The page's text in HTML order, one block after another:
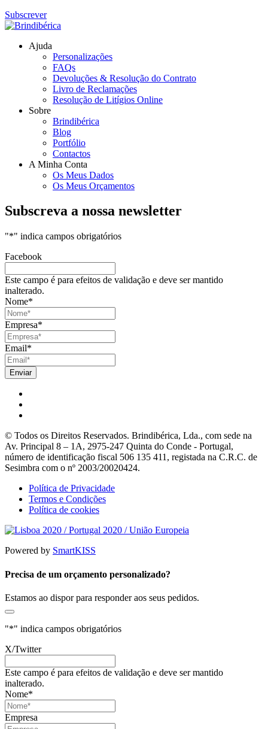
Subscrever
Ajuda
Personalizações
FAQs
Devoluções & Resolução do Contrato
Livro de Reclamações
Resolução de Litígios Online
Sobre
Brindibérica
Blog
Portfólio
Contactos
A Minha Conta
Os Meus Dados
Os Meus Orçamentos
Subscreva a nossa newsletter
"*" indica campos obrigatórios
Facebook
Este campo é para efeitos de validação e deve ser mantido
inalterado.
Nome*
Empresa*
Email*
© Todos os Direitos Reservados. Brindibérica, Lda., com sede na
Av. Principal 8 – 1A, 2975-247 Quinta do Conde - Portugal,
número de identificação fiscal 506 135 411, registada na C.R.C. de
Sesimbra com o nº 2003/20020424.
Política de Privacidade
Termos e Condições
Política de cookies
Powered by SmartKISS
Precisa de um orçamento personalizado?
Estamos ao dispor para responder aos seus pedidos.
"*" indica campos obrigatórios
X/Twitter
Este campo é para efeitos de validação e deve ser mantido
inalterado.
Nome*
Empresa